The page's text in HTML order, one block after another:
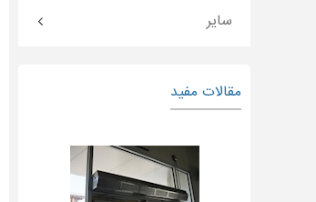
سایر
مقالات مفید